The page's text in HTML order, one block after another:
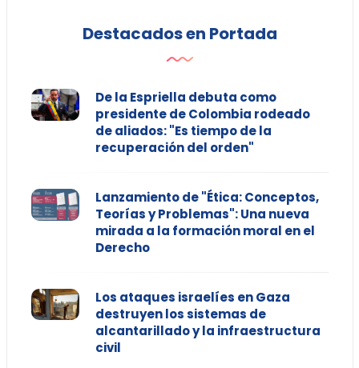
Destacados en Portada
De la Espriella debuta como
presidente de Colombia rodeado
de aliados: "Es tiempo de la
recuperación del orden"
Lanzamiento de "Ética: Conceptos,
Teorías y Problemas": Una nueva
mirada a la formación moral en el
Derecho
Los ataques israelíes en Gaza
destruyen los sistemas de
alcantarillado y la infraestructura
civil